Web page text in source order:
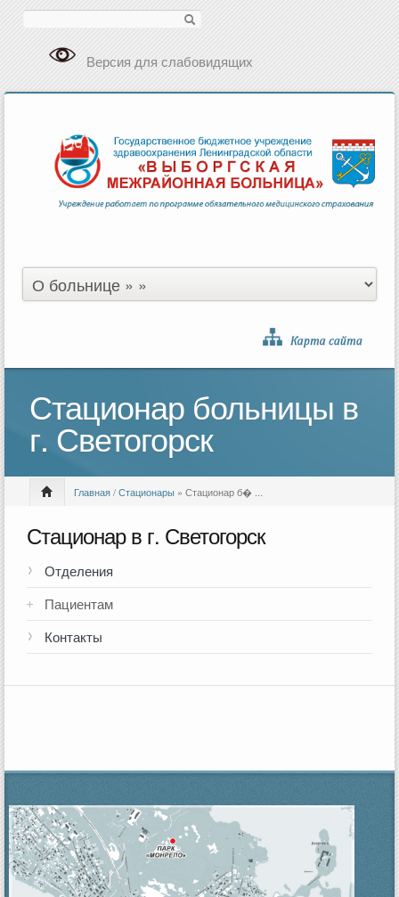
Версия для слабовидящих
Стационар больницы в
г. Светогорск
Главная/Стационары » Стационар б� ...
Стационар в г. Светогорск
Отделения
Пациентам
Контакты